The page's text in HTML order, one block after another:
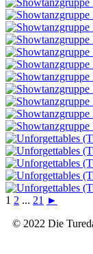
1 2 ... 21 ►
© 2022 Die